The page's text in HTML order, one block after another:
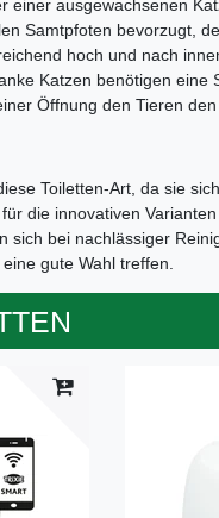
einer ausgewachsenen
Samtpfoten bevorzugt,
hoch und nach
Katzen benötigen
Öffnung den Tieren
Toiletten-Art, da sie
die innovativen
sich bei nachlässiger
gute Wahl treffen.